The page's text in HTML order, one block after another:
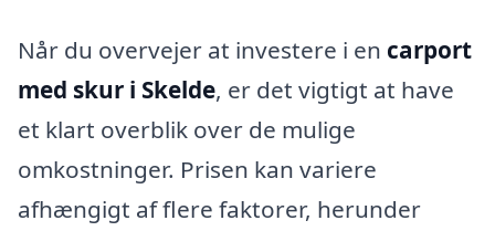
Når du overvejer at investere i en carport
med skur i Skelde, er det vigtigt at have
et klart overblik over de mulige
omkostninger. Prisen kan variere
afhængigt af flere faktorer, herunder